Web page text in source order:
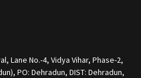
Lane No.-4, Vidya Vihar, Phase-2,
PO: Dehradun, DIST: Dehradun,